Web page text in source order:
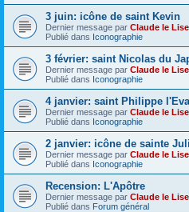
3 juin: icône de saint Kevin
Dernier message par Claude le
Publié dans Iconographie
3 février: saint Nicolas du
Dernier message par Claude le
Publié dans Iconographie
4 janvier: saint Philippe
Dernier message par Claude le
Publié dans Iconographie
2 janvier: icône de sainte
Dernier message par Claude le
Publié dans Iconographie
Recension: L'Apôtre
Dernier message par Claude le
Publié dans Forum général